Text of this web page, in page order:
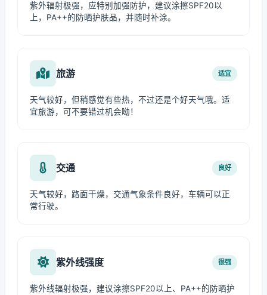
紫外辐射极强，应特别加强防护，建议涂擦SPF20以
上，PA++的防晒护肤品，并随时补涂。
旅游 适宜
天气较好，但稍感觉有些热，不过还是个好天气哦。适
宜旅游，可不要错过机会呦！
交通 良好
天气较好，路面干燥，交通气象条件良好，车辆可以正
常行驶。
紫外线强度 很强
紫外线辐射极强，建议涂擦SPF20以上、PA++的防晒护